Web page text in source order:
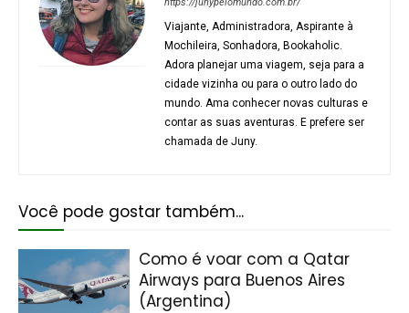
Viajante, Administradora, Aspirante à
Mochileira, Sonhadora, Bookaholic.
Adora planejar uma viagem, seja para a
cidade vizinha ou para o outro lado do
mundo. Ama conhecer novas culturas e
contar as suas aventuras. E prefere ser
chamada de Juny.
Você pode gostar também...
Como é voar com a Qatar
Airways para Buenos Aires
(Argentina)